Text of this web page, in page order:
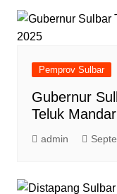
Pemprov Sulbar
Gubernur
Teluk
admin